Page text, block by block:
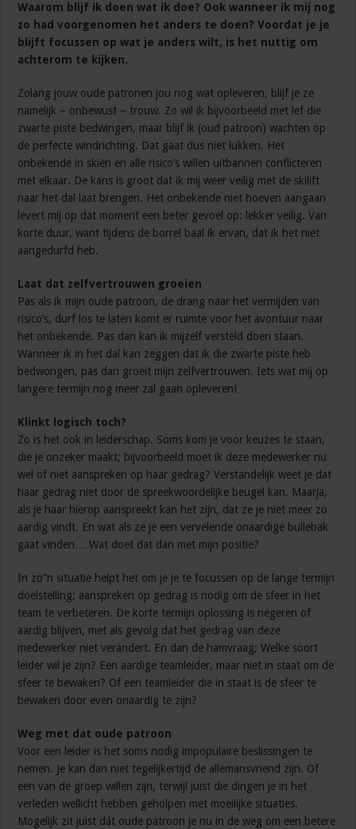
Waarom blijf ik doen wat ik doe? Ook wanneer ik mij nog
zo had voorgenomen het anders te doen? Voordat je je
blijft focussen op wat je anders wilt, is het nuttig om
achterom te kijken.
Zolang jouw oude patronen jou nog wat opleveren, blijf je ze
namelijk – onbewust – trouw. Zo wil ik bijvoorbeeld met lef die
zwarte piste bedwingen, maar blijf ik (oud patroon) wachten op
de perfecte windrichting. Dat gaat dus niet lukken. Het
onbekende in skiën en alle risico’s willen uitbannen conflicteren
met elkaar. De kans is groot dat ik mij weer veilig met de skilift
naar het dal laat brengen. Het onbekende niet hoeven aangaan
levert mij op dat moment een beter gevoel op: lekker veilig. Van
korte duur, want tijdens de borrel baal ik ervan, dat ik het niet
aangedurfd heb.
Laat dat zelfvertrouwen groeien
Pas als ik mijn oude patroon, de drang naar het vermijden van
risico’s, durf los te laten komt er ruimte voor het avontuur naar
het onbekende. Pas dan kan ik mijzelf versteld doen staan.
Wanneer ik in het dal kan zeggen dat ik die zwarte piste heb
bedwongen, pas dan groeit mijn zelfvertrouwen. Iets wat mij op
langere termijn nog meer zal gaan opleveren!
Klinkt logisch toch?
Zo is het ook in leiderschap. Soms kom je voor keuzes te staan,
die je onzeker maakt; bijvoorbeeld moet ik deze medewerker nu
wel of niet aanspreken op haar gedrag? Verstandelijk weet je dat
haar gedrag niet door de spreekwoordelijke beugel kan. Maarja,
als je haar hierop aanspreekt kan het zijn, dat ze je niet meer zo
aardig vindt. En wat als ze je een vervelende onaardige bullebak
gaat vinden… Wat doet dat dan met mijn positie?
In zo”n situatie helpt het om je je te focussen op de lange termijn
doelstelling; aanspreken op gedrag is nodig om de sfeer in het
team te verbeteren. De korte termijn oplossing is negeren of
aardig blijven, met als gevolg dat het gedrag van deze
medewerker niet verandert. En dan de hamvraag; Welke soort
leider wil je zijn? Een aardige teamleider, maar niet in staat om de
sfeer te bewaken? Of een teamleider die in staat is de sfeer te
bewaken door even onaardig te zijn?
Weg met dat oude patroon
Voor een leider is het soms nodig impopulaire beslissingen te
nemen. Je kan dan niet tegelijkertijd de allemansvriend zijn. Of
een van de groep willen zijn, terwijl juist die dingen je in het
verleden wellicht hebben geholpen met moeilijke situaties.
Mogelijk zit juist dát oude patroon je nu in de weg om een betere